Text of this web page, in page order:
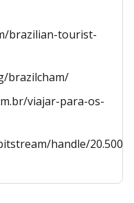
brazilian-tourist-
brazilcham/
viajar-para-os-
handle/